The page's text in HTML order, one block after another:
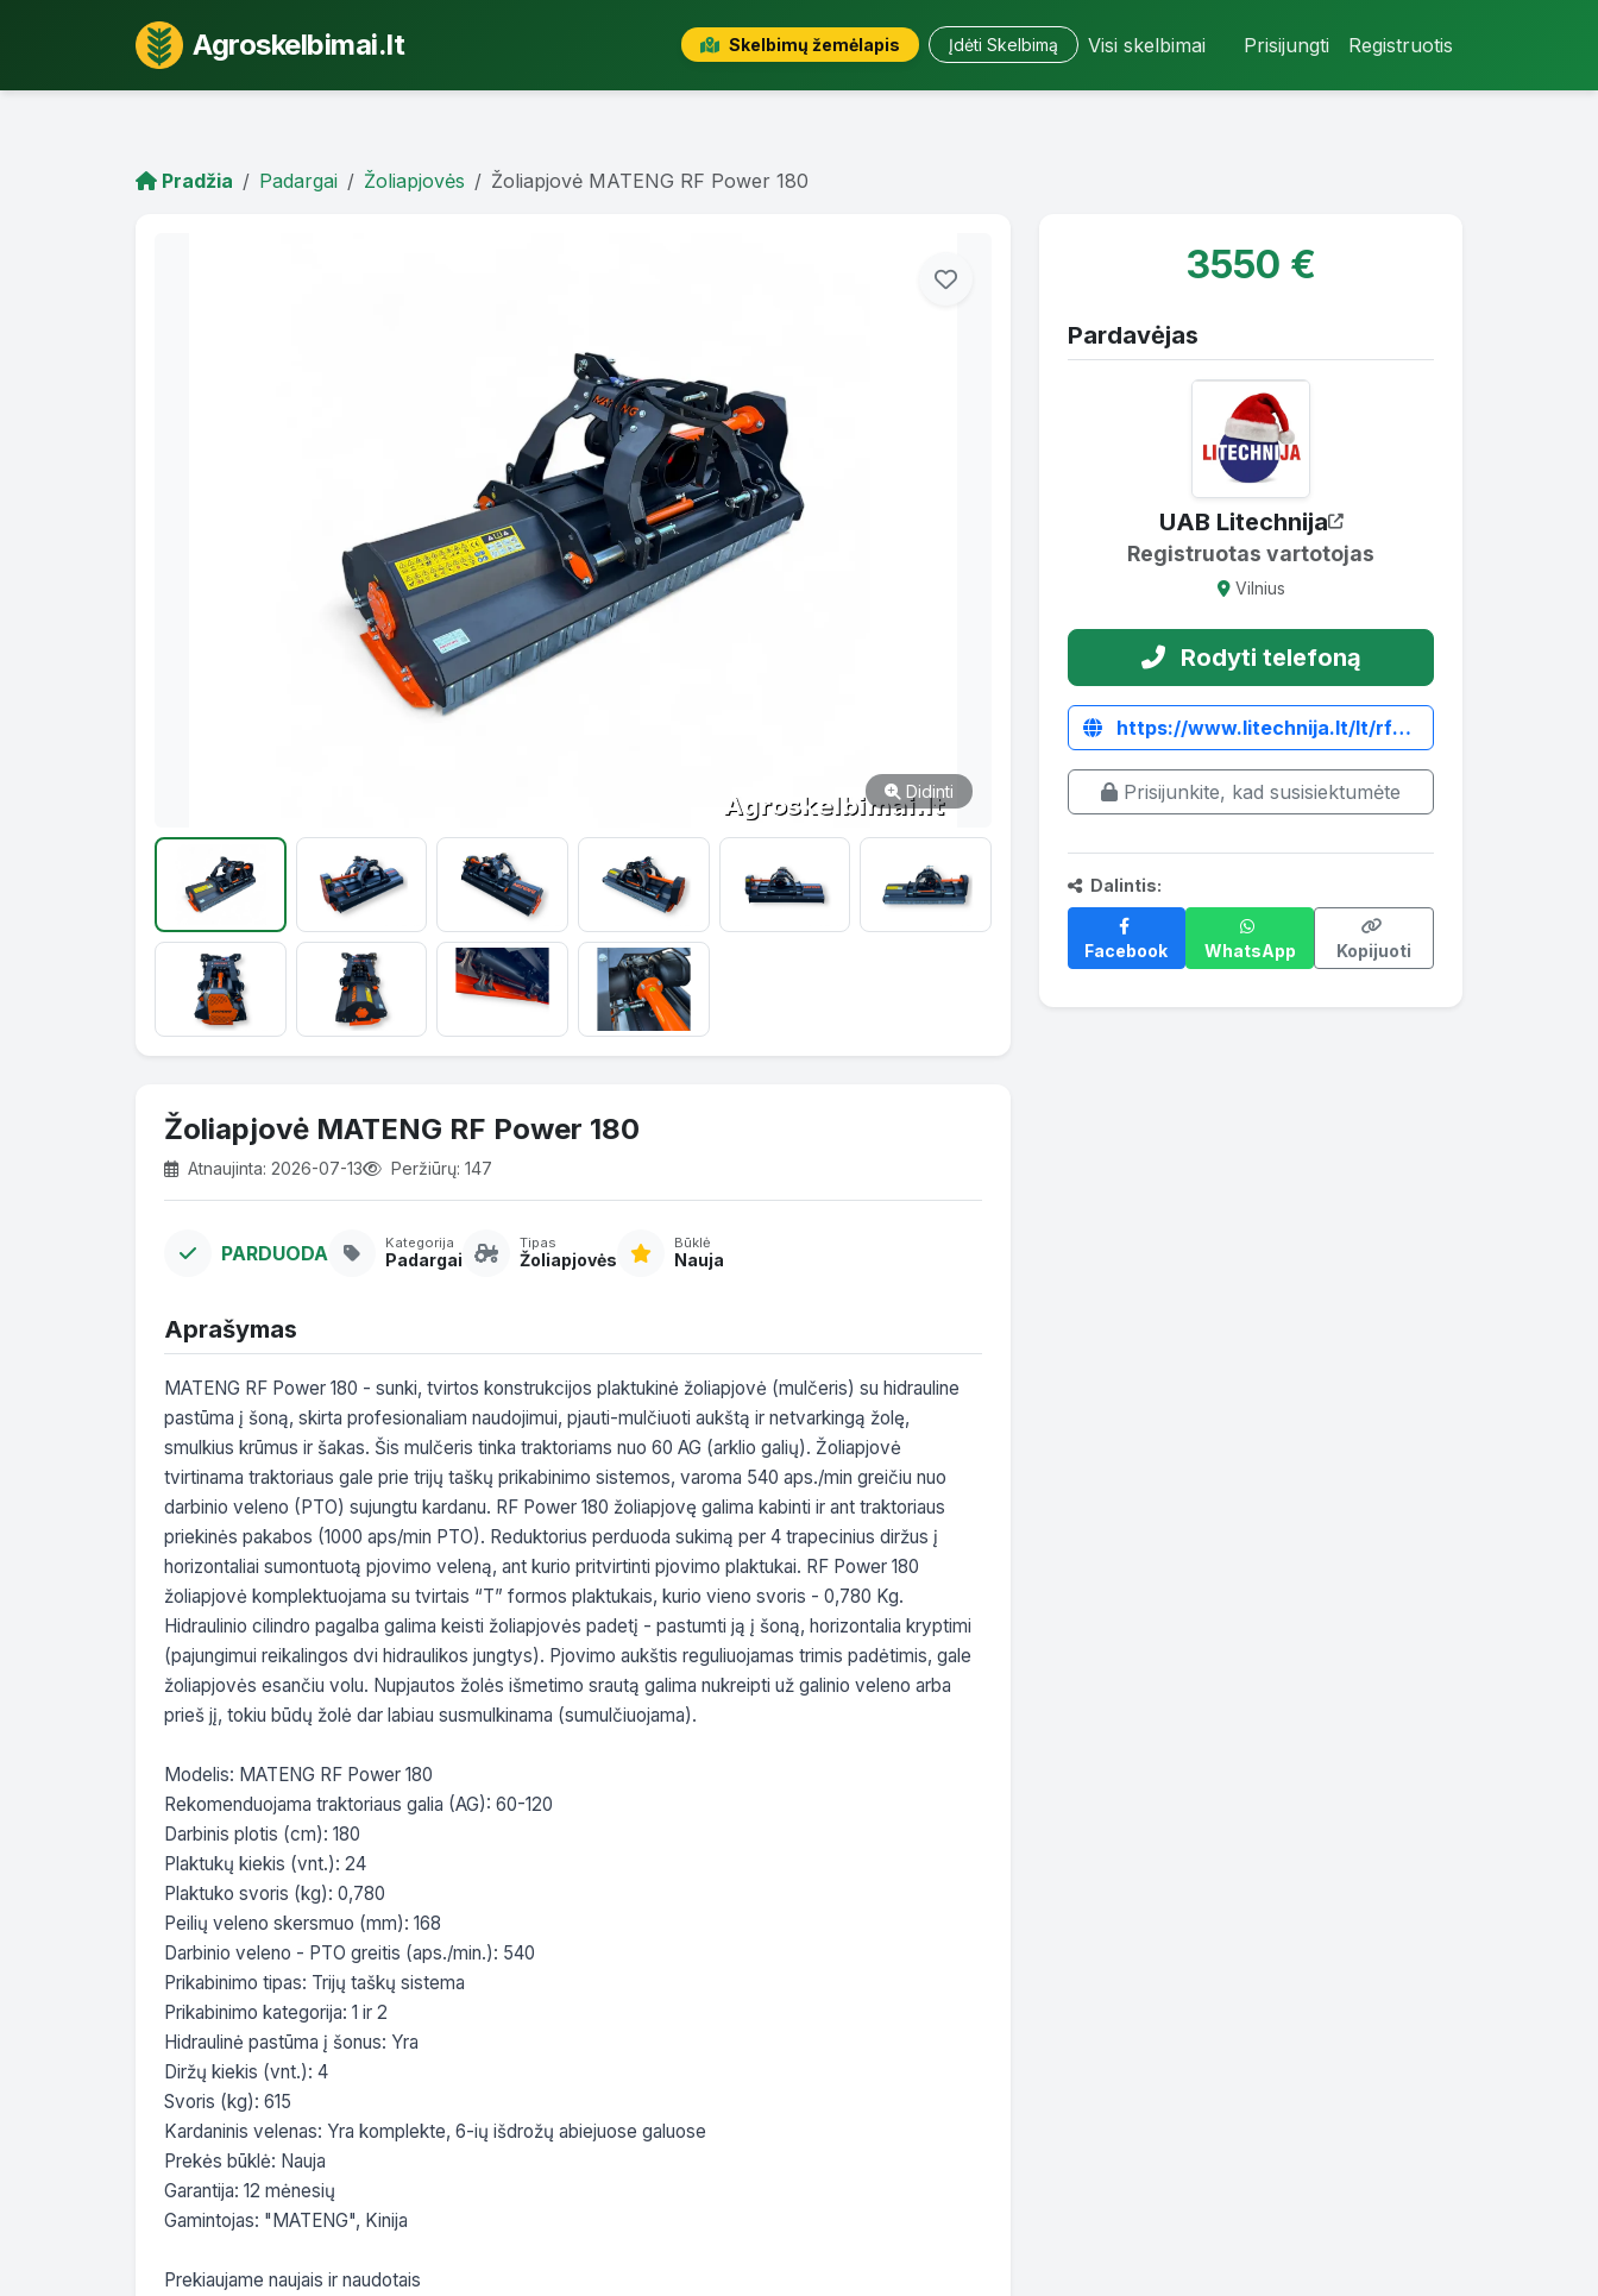
Agroskelbimai.lt Skelbimų žemėlapis Įdėti Skelbimą Visi skelbimai Prisijungti Registruotis
Pradžia Padargai Žoliapjovės Žoliapjovė MATENG RF Power 180
Didinti
Žoliapjovė MATENG RF Power 180
Atnaujinta: 2026-07-13 Peržiūrų: 147
PARDUODA Kategorija
Padargai
Tipas
Žoliapjovės
Būklė
Nauja
Aprašymas
MATENG RF Power 180 - sunki, tvirtos konstrukcijos plaktukinė žoliapjovė (mulčeris) su hidrauline
pastūma į šoną, skirta profesionaliam naudojimui, pjauti-mulčiuoti aukštą ir netvarkingą žolę,
smulkius krūmus ir šakas. Šis mulčeris tinka traktoriams nuo 60 AG (arklio galių). Žoliapjovė
tvirtinama traktoriaus gale prie trijų taškų prikabinimo sistemos, varoma 540 aps./min greičiu nuo
darbinio veleno (PTO) sujungtu kardanu. RF Power 180 žoliapjovę galima kabinti ir ant traktoriaus
priekinės pakabos (1000 aps/min PTO). Reduktorius perduoda sukimą per 4 trapecinius diržus į
horizontaliai sumontuotą pjovimo veleną, ant kurio pritvirtinti pjovimo plaktukai. RF Power 180
žoliapjovė komplektuojama su tvirtais “T” formos plaktukais, kurio vieno svoris - 0,780 Kg.
Hidraulinio cilindro pagalba galima keisti žoliapjovės padetį - pastumti ją į šoną, horizontalia kryptimi
(pajungimui reikalingos dvi hidraulikos jungtys). Pjovimo aukštis reguliuojamas trimis padėtimis, gale
žoliapjovės esančiu volu. Nupjautos žolės išmetimo srautą galima nukreipti už galinio veleno arba
prieš jį, tokiu būdų žolė dar labiau susmulkinama (sumulčiuojama).
Modelis: MATENG RF Power 180
Rekomenduojama traktoriaus galia (AG): 60-120
Darbinis plotis (cm): 180
Plaktukų kiekis (vnt.): 24
Plaktuko svoris (kg): 0,780
Peilių veleno skersmuo (mm): 168
Darbinio veleno - PTO greitis (aps./min.): 540
Prikabinimo tipas: Trijų taškų sistema
Prikabinimo kategorija: 1 ir 2
Hidraulinė pastūma į šonus: Yra
Diržų kiekis (vnt.): 4
Svoris (kg): 615
Kardaninis velenas: Yra komplekte, 6-ių išdrožų abiejuose galuose
Prekės būklė: Nauja
Garantija: 12 mėnesių
Gamintojas: "MATENG", Kinija
Prekiaujame naujais ir naudotais
3550 €
Pardavėjas
UAB Litechnija
Registruotas vartotojas
Vilnius
Rodyti telefoną
https://www.litechnija.lt/lt/rf-power-zoliapjoves/5480-plaktukine-zoliapjove-mateng-rf-power-180.html
Prisijunkite, kad susisiektumėte
Dalintis:
Facebook WhatsApp Kopijuoti